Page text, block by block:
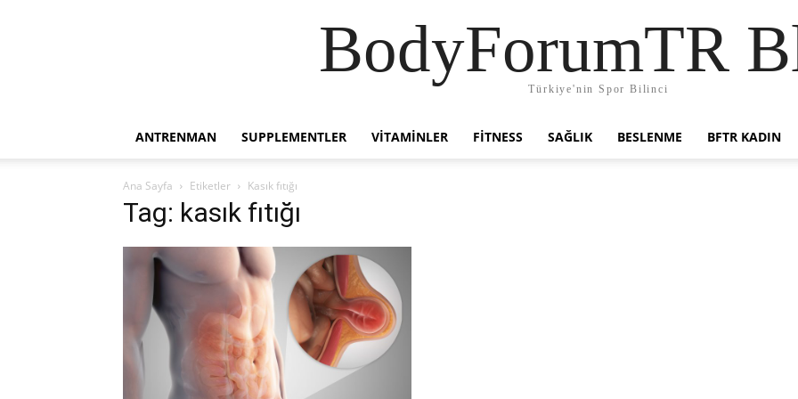
BodyForumTR
Türkiye'nin Spor Bilinci
ANTRENMAN SUPPLEMENTLER VITAMINLER FITNESS SAĞLIK BESLENME BFTR KADIN
Ana Sayfa Etiketler Kasık fıtığı
Tag: kasık fıtığı